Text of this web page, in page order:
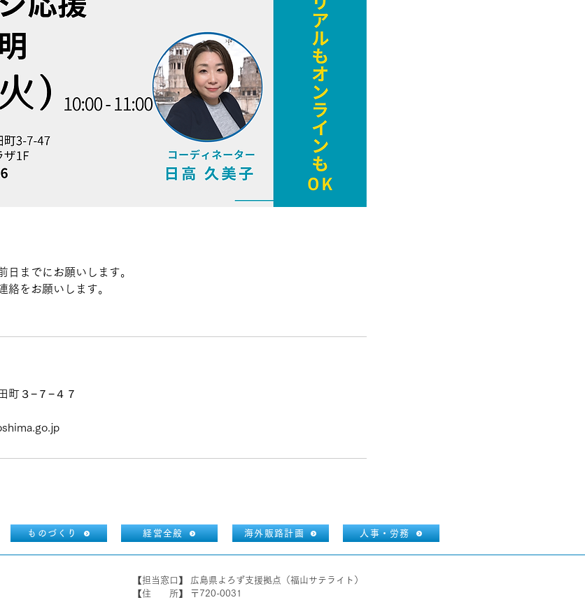
日までにお願いします。
絡をお願いします。
町３−７−４７
ものづくり 経営全般 海外販路計画 人事・労務
【担当窓口】 広島県よろず支援拠点（福山サテライト）
【住 所】 〒720-0031